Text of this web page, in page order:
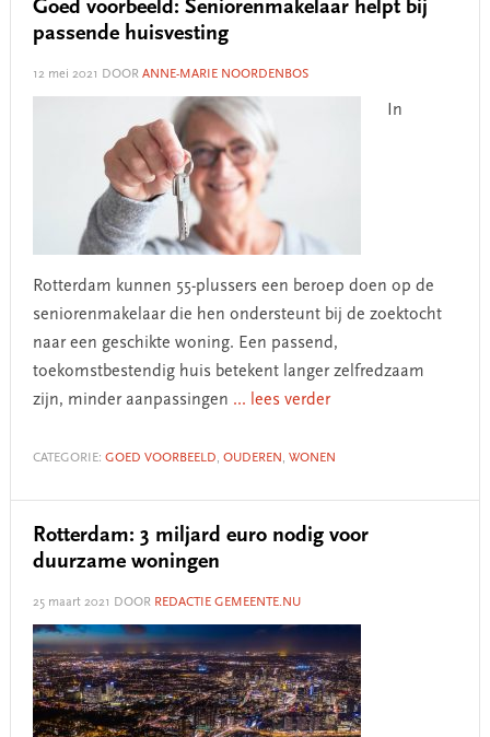
Goed voorbeeld: Seniorenmakelaar helpt bij
passende huisvesting
12 mei 2021 DOOR ANNE-MARIE NOORDENBOS
In
Rotterdam kunnen 55-plussers een beroep doen op de
seniorenmakelaar die hen ondersteunt bij de zoektocht
naar een geschikte woning. Een passend,
toekomstbestendig huis betekent langer zelfredzaam
zijn, minder aanpassingen ... lees verder
CATEGORIE: GOED VOORBEELD, OUDEREN , WONEN
Rotterdam: 3 miljard euro nodig voor
duurzame woningen
25 maart 2021 DOOR REDACTIE GEMEENTE.NU